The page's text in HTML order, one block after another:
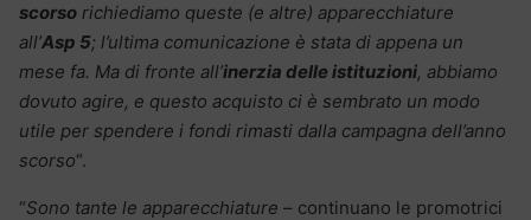
scorso richiediamo queste (e altre) apparecchiature
all’Asp 5; l’ultima comunicazione è stata di appena un
mese fa. Ma di fronte all’inerzia delle istituzioni, abbiamo
dovuto agire, e questo acquisto ci è sembrato un modo
utile per spendere i fondi rimasti dalla campagna dell’anno
scorso“.
“Sono tante le apparecchiature – continuano le promotrici